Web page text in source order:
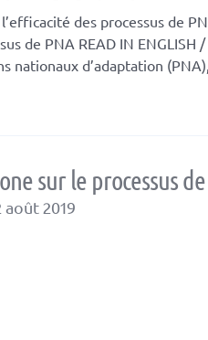
des processus de
de PNA READ IN ENGLISH
nationaux d’adaptation
sur le processus
2019